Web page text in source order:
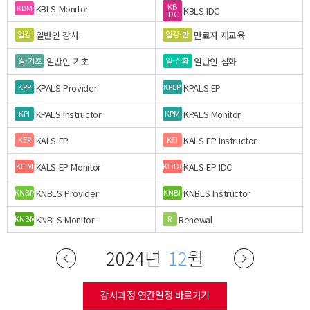
KBM KBLS Monitor KB
IDC KBLS IDC
일강 일반인 강사 일강-만 만료자 재교육
일-기초 일반인 기초 일-심화 일반인 심화
KPP KPALS Provider KPEP KPALS EP
KPI KPALS Instructor KPM KPALS Monitor
KEP KALS EP KEI KALS EP Instructor
KEIM KALS EP Monitor KEIDCKALS EP IDC
KNBPKNBLS Provider KNBI KNBLS Instructor
KNBMKNBLS Monitor R Renewal
2024년 12월
강사과정 연간일정 바로가기